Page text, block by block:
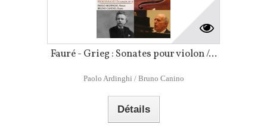
Fauré - Grieg : Sonates pour violon /...
Paolo Ardinghi / Bruno Canino
Détails